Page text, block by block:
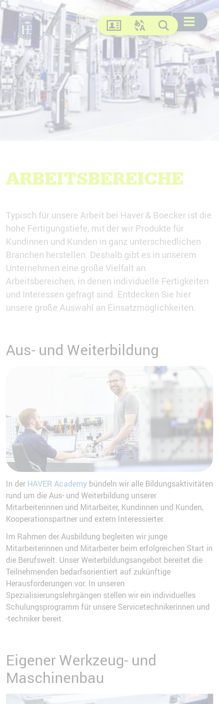
Kontakt
Sprache ändern
DE EN FR
US
Suche
Suche
Suche Menü öffnen
ARBEITSBEREICHE
Typisch für unsere Arbeit bei Haver & Boecker ist die
hohe Fertigungstiefe, mit der wir Produkte für
Kundinnen und Kunden in ganz unterschiedlichen
Branchen herstellen. Deshalb gibt es in unserem
Unternehmen eine große Vielfalt an
Arbeitsbereichen, in denen individuelle Fertigkeiten
und Interessen gefragt sind. Entdecken Sie hier
unsere große Auswahl an Einsatzmöglichkeiten.
Aus- und Weiterbildung
In der HAVER Academy bündeln wir alle Bildungsaktivitäten
rund um die Aus- und Weiterbildung unserer
Mitarbeiterinnen und Mitarbeiter, Kundinnen und Kunden,
Kooperationspartner und extern Interessierter.
Im Rahmen der Ausbildung begleiten wir junge
Mitarbeiterinnen und Mitarbeiter beim erfolgreichen Start in
die Berufswelt. Unser Weiterbildungsangebot bereitet die
Teilnehmenden bedarfsorientiert auf zukünftige
Herausforderungen vor. In unseren
Spezialisierungslehrgängen stellen wir ein individuelles
Schulungsprogramm für unsere Servicetechnikerinnen und
-techniker bereit.
Eigener Werkzeug- und
Maschinenbau